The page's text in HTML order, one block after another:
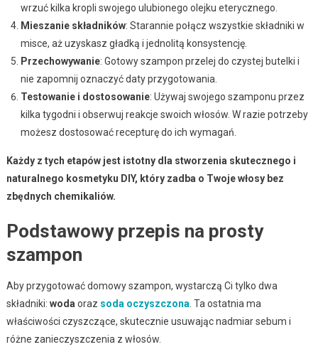
wrzuć kilka kropli swojego ulubionego olejku eterycznego.
Mieszanie składników: Starannie połącz wszystkie składniki w
misce, aż uzyskasz gładką i jednolitą konsystencję.
Przechowywanie: Gotowy szampon przelej do czystej butelki i
nie zapomnij oznaczyć daty przygotowania.
Testowanie i dostosowanie: Używaj swojego szamponu przez
kilka tygodni i obserwuj reakcje swoich włosów. W razie potrzeby
możesz dostosować recepturę do ich wymagań.
Każdy z tych etapów jest istotny dla stworzenia skutecznego i
naturalnego kosmetyku DIY, który zadba o Twoje włosy bez
zbędnych chemikaliów.
Podstawowy przepis na prosty
szampon
Aby przygotować domowy szampon, wystarczą Ci tylko dwa
składniki: woda oraz soda oczyszczona . Ta ostatnia ma
właściwości czyszczące, skutecznie usuwając nadmiar sebum i
różne zanieczyszczenia z włosów.